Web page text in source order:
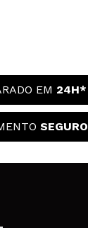
EM 24H*
SEGURO